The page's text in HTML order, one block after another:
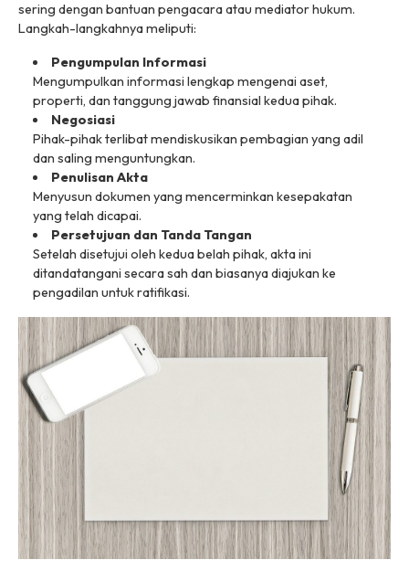
sering dengan bantuan pengacara atau mediator hukum.
Langkah-langkahnya meliputi:
Pengumpulan Informasi
Mengumpulkan informasi lengkap mengenai aset,
properti, dan tanggung jawab finansial kedua pihak.
Negosiasi
Pihak-pihak terlibat mendiskusikan pembagian yang adil
dan saling menguntungkan.
Penulisan Akta
Menyusun dokumen yang mencerminkan kesepakatan
yang telah dicapai.
Persetujuan dan Tanda Tangan
Setelah disetujui oleh kedua belah pihak, akta ini
ditandatangani secara sah dan biasanya diajukan ke
pengadilan untuk ratifikasi.